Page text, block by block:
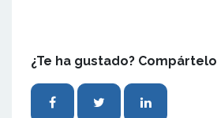
¿Te ha gustado? Compártelo